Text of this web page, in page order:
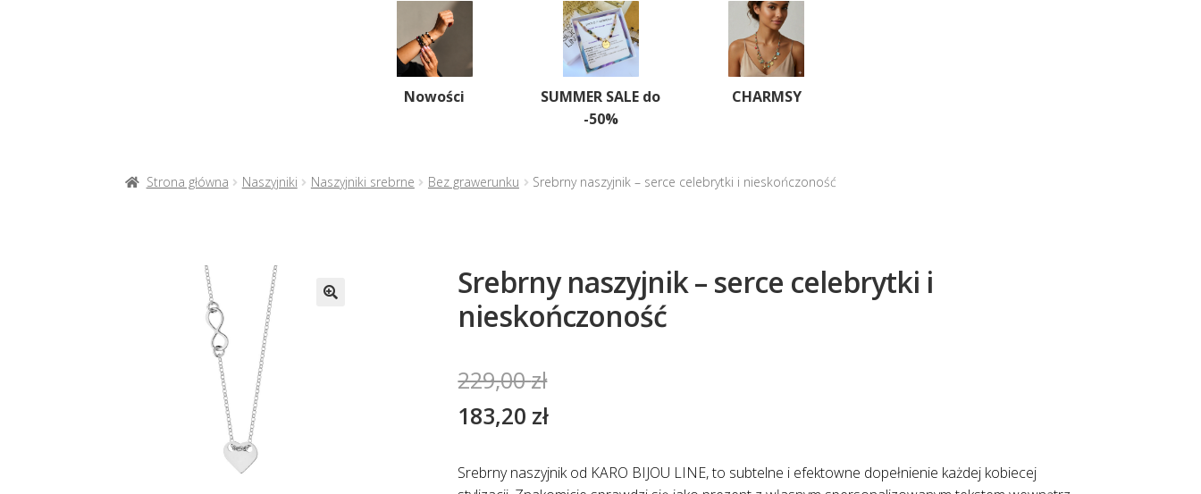
Nowości
SUMMER SALE do
-50%
CHARMSY
Strona główna Naszyjniki Naszyjniki srebrne Bez grawerunku Srebrny naszyjnik – serce celebrytki i nieskończoność
Srebrny naszyjnik – serce celebrytki i
nieskończoność
229,00zł
183,20 zł
Srebrny naszyjnik od KARO BIJOU LINE, to subtelne i efektowne dopełnienie każdej kobiecej